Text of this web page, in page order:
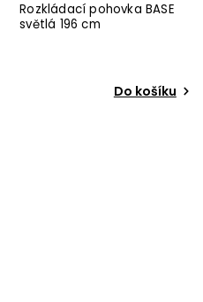
Rozkládací pohovka BASE
světlá 196 cm
Do košíku